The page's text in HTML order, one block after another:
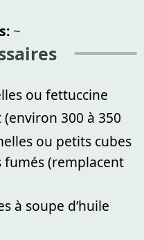
~
ou fettuccine
300 à 350
ou petits cubes
fumés (remplacent
à soupe d’huile